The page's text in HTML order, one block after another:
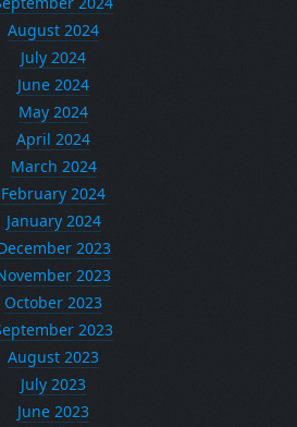
August 2024
July 2024
June 2024
May 2024
April 2024
March 2024
February 2024
January 2024
2023
2023
October 2023
2023
August 2023
July 2023
June 2023